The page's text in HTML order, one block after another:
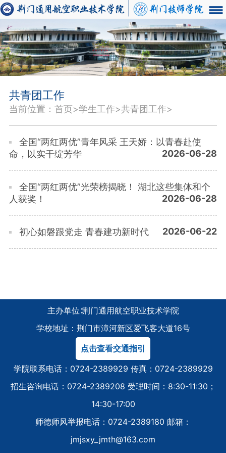
共青团工作
当前位置：首页>学生工作>共青团工作>
全国“两红两优”青年风采 王天娇：以青春赴使
命，以实干绽芳华
2026-06-28
全国“两红两优”光荣榜揭晓！ 湖北这些集体和个
人获奖！
2026-06-28
初心如磐跟党走 青春建功新时代 2026-06-22
主办单位∶荆门通用航空职业技术学院
学校地址：荆门市漳河新区爱飞客大道16号
点击查看交通指引
学院联系电话：0724-2389929 传真：0724-2389929
招生咨询电话：0724-2389208 受理时间：8:30-11:30；
14:30-17:00
师德师风举报电话：0724-2389180 邮箱：
jmjsxy_jmth@163.com